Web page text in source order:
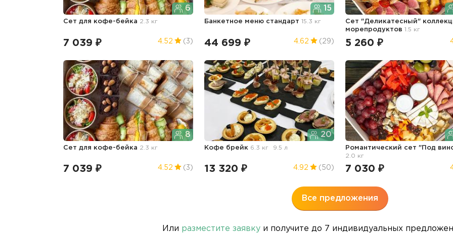
6
Сет для кофе-бейка 2.3 кг
7 039 ₽ 4.52 (3)
15
Банкетное меню стандарт 15.3 кг
44 699 ₽ 4.62 (29)
Сет "Деликатесный"
морепродуктов
1.5 кг
5 260 ₽
8
Сет для кофе-бейка 2.3 кг
7 039 ₽ 4.52 (3)
20
Кофе брейк 6.3 кг 9.5 л
13 320 ₽ 4.92 (50)
Романтический сет "Под
2.0 кг
7 030 ₽
Все предложения
Или разместите заявку и получите до 7 индивидуальных